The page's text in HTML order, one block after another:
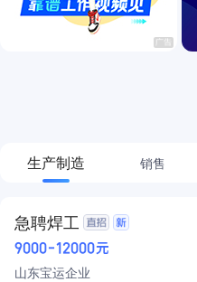
咨询/翻译/法律
生产制造 销售
急聘焊工
9000-12000元
山东宝运企业